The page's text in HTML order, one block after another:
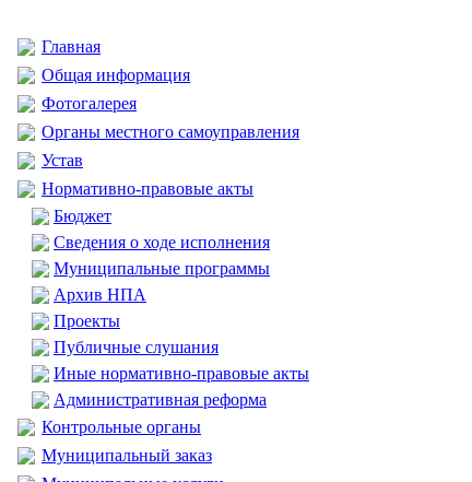
Главная
Общая информация
Фотогалерея
Органы местного самоуправления
Устав
Нормативно-правовые акты
Бюджет
Сведения о ходе исполнения
Муниципальные программы
Архив НПА
Проекты
Публичные слушания
Иные нормативно-правовые акты
Административная реформа
Контрольные органы
Муниципальный заказ